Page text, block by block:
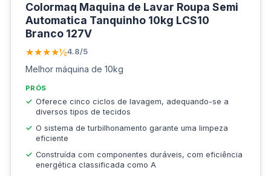
Colormaq Maquina de Lavar Roupa Semi
Automatica Tanquinho 10kg LCS10
Branco 127V
★★★★½4.8/5
Melhor máquina de 10kg
PRÓS
Oferece cinco ciclos de lavagem, adequando-se a
diversos tipos de tecidos
O sistema de turbilhonamento garante uma limpeza
eficiente
Construída com componentes duráveis, com eficiência
energética classificada como A